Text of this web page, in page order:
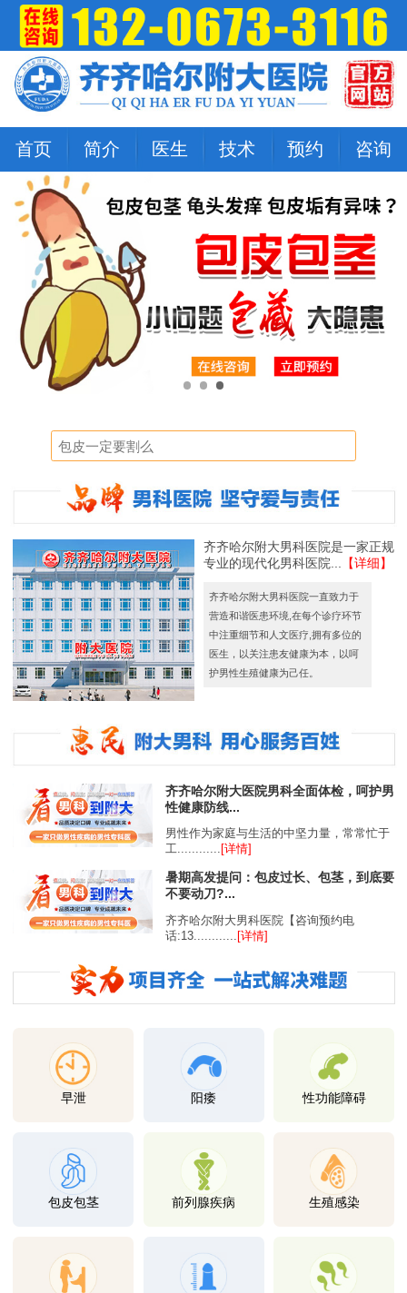
首页 简介 医生 技术 预约 咨询
齐齐哈尔附大男科医院是一家正规
专业的现代化男科医院...
【详细】
齐齐哈尔附大男科医院一直致力于
营造和谐医患环境,在每个诊疗环节
中注重细节和人文医疗,拥有多位的
医生，以关注患友健康为本，以呵
护男性生殖健康为己任。
齐齐哈尔附大医院男科全面体检，呵护男
性健康防线...
男性作为家庭与生活的中坚力量，常常忙于
工............ [详情]
暑期高发提问：包皮过长、包茎，到底要
不要动刀?...
齐齐哈尔附大男科医院【咨询预约电
话:13............
[详情]
早泄 阳痿 性功能障碍
包皮包茎 前列腺疾病 生殖感染